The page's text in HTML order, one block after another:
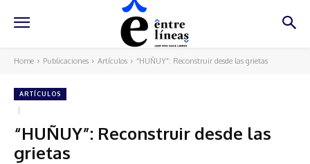
Home Publicaciones Artículos “HUÑUY”: Reconstruir desde las grietas
ARTÍCULOS
“HUÑUY”: Reconstruir desde las
grietas